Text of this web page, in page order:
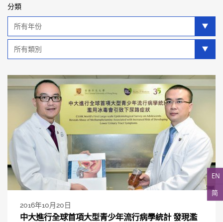
EN
简
分類
類
類
2016年10月20日
中大進行全球首項大型青少年流行病學統計 發現濫